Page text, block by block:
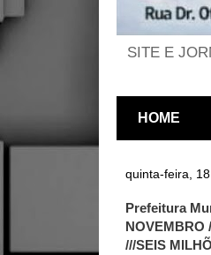
SITE E
HOME
quinta-feira,
Prefeitura
NOVEMBRO
///SEIS